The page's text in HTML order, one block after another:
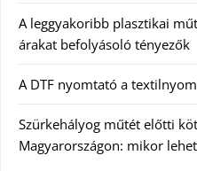
A leggyakoribb plasztikai
árakat befolyásoló tényezők
A DTF nyomtató a
Szürkehályog műtét előtti
Magyarországon: mikor